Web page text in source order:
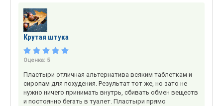
Крутая штука
Оценка: 5
Пластыри отличная альтернатива всяким таблеткам и
сиропам для похудения. Результат тот же, но зато не
нужно ничего принимать внутрь, сбивать обмен веществ
и постоянно бегать в туалет. Пластыри прямо